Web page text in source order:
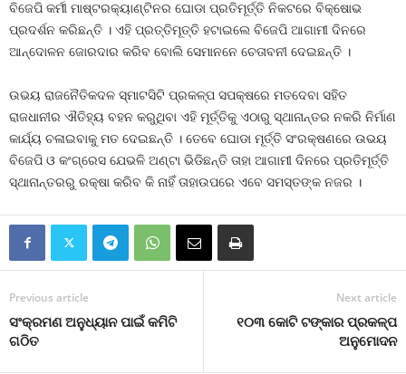
ବିଜେପି କର୍ମୀ ମାଷ୍ଟରକ୍ୟାଣ୍ଟିନର ଘୋଡା ପ୍ରତିମୂର୍ତ୍ତି ନିକଟରେ ବିକ୍ଷୋଭ
ପ୍ରଦର୍ଶନ କରିଛନ୍ତି । ଏହି ପ୍ରତ୍ତିମୂତ୍ତି ହଟାଇଲେ ବିଜେପି ଆଗାମୀ ଦିନରେ
ଆନ୍ଦୋଳନ ଜୋରଦାର କରିବ ବୋଲି ସେମାନନେ ଚେତାବନୀ ଦେଇଛନ୍ତି ।
ଉଭୟ ରାଜନୈତିକଦଳ ସ୍ମାଟସିଟି ପ୍ରକଳ୍ପ ସପକ୍ଷରେ ମତଦେବା ସହିତ
ରାଜଧାନୀର ଐତିହ୍ୟ ବହନ କରୁଥିବା ଏହି ମୂର୍ତ୍ତିକୁ ଏଠାରୁ ସ୍ଥାନାନ୍ତର ନକରି ନିର୍ମାଣ
କାର୍ଯ୍ୟ ଚଳାଇବାକୁ ମତ ଦେଇଛନ୍ତି । ତେବେ ଘୋଡା ମୂର୍ତ୍ତି ସଂରକ୍ଷଣରେ ଉଭୟ
ବିଜେପି ଓ କଂଗ୍ରେସ ଯେଭଳି ଅଣ୍ଟା ଭିଡିଛନ୍ତି ତାହା ଆଗାମୀ ଦିନରେ ପ୍ରତିମୂର୍ତ୍ତି
ସ୍ଥାନାନ୍ତରରୁ ରକ୍ଷା କରିବ କି ନାହିଁ ତାହାଉପରେ ଏବେ ସମସ୍ତଙ୍କ ନଜର ।
Previous article
ସଂକ୍ରମଣ ଅନୁଧ୍ୟାନ ପାଇଁ କମିଟି
ଗଠିତ
Next article
୧୦୩ କୋଟି ଟଙ୍କାର ପ୍ରକଳ୍ପ
ଅନୁମୋଦନ